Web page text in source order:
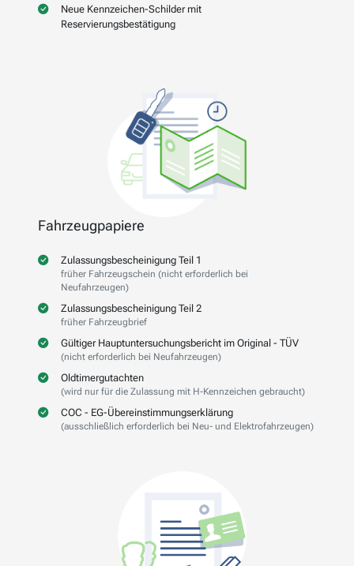
Neue Kennzeichen-Schilder mit
Reservierungsbestätigung
Fahrzeugpapiere
Zulassungsbescheinigung Teil 1
früher Fahrzeugschein (nicht erforderlich bei
Neufahrzeugen)
Zulassungsbescheinigung Teil 2
früher Fahrzeugbrief
Gültiger Hauptuntersuchungsbericht im Original - TÜV
(nicht erforderlich bei Neufahrzeugen)
Oldtimergutachten
(wird nur für die Zulassung mit H-Kennzeichen gebraucht)
COC - EG-Übereinstimmungserklärung
(ausschließlich erforderlich bei Neu- und Elektrofahrzeugen)